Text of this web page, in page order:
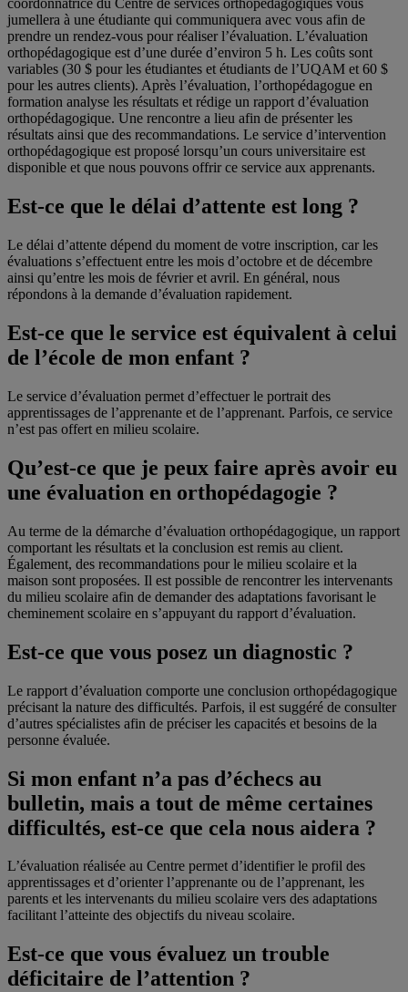
coordonnatrice du Centre de services orthopédagogiques vous
jumellera à une étudiante qui communiquera avec vous afin de
prendre un rendez-vous pour réaliser l’évaluation. L’évaluation
orthopédagogique est d’une durée d’environ 5 h. Les coûts sont
variables (30 $ pour les étudiantes et étudiants de l’UQAM et 60 $
pour les autres clients). Après l’évaluation, l’orthopédagogue en
formation analyse les résultats et rédige un rapport d’évaluation
orthopédagogique. Une rencontre a lieu afin de présenter les
résultats ainsi que des recommandations. Le service d’intervention
orthopédagogique est proposé lorsqu’un cours universitaire est
disponible et que nous pouvons offrir ce service aux apprenants.
Est-ce que le délai d’attente est long ?
Le délai d’attente dépend du moment de votre inscription, car les
évaluations s’effectuent entre les mois d’octobre et de décembre
ainsi qu’entre les mois de février et avril. En général, nous
répondons à la demande d’évaluation rapidement.
Est-ce que le service est équivalent à celui
de l’école de mon enfant ?
Le service d’évaluation permet d’effectuer le portrait des
apprentissages de l’apprenante et de l’apprenant. Parfois, ce service
n’est pas offert en milieu scolaire.
Qu’est-ce que je peux faire après avoir eu
une évaluation en orthopédagogie ?
Au terme de la démarche d’évaluation orthopédagogique, un rapport
comportant les résultats et la conclusion est remis au client.
Également, des recommandations pour le milieu scolaire et la
maison sont proposées. Il est possible de rencontrer les intervenants
du milieu scolaire afin de demander des adaptations favorisant le
cheminement scolaire en s’appuyant du rapport d’évaluation.
Est-ce que vous posez un diagnostic ?
Le rapport d’évaluation comporte une conclusion orthopédagogique
précisant la nature des difficultés. Parfois, il est suggéré de consulter
d’autres spécialistes afin de préciser les capacités et besoins de la
personne évaluée.
Si mon enfant n’a pas d’échecs au
bulletin, mais a tout de même certaines
difficultés, est-ce que cela nous aidera ?
L’évaluation réalisée au Centre permet d’identifier le profil des
apprentissages et d’orienter l’apprenante ou de l’apprenant, les
parents et les intervenants du milieu scolaire vers des adaptations
facilitant l’atteinte des objectifs du niveau scolaire.
Est-ce que vous évaluez un trouble
déficitaire de l’attention ?